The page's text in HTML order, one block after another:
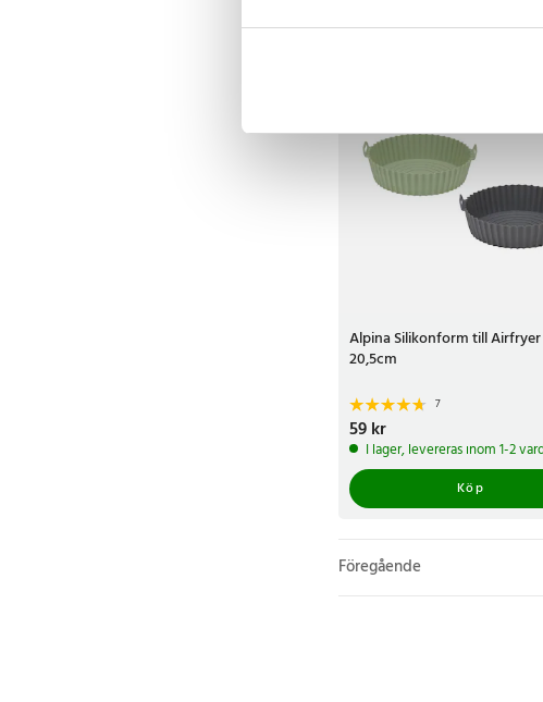
Alpina Silikonform till Airfryer
20,5cm
7
Pris:59 kr
59 kr
I lager, levereras inom 1-2
Köp
Föregående